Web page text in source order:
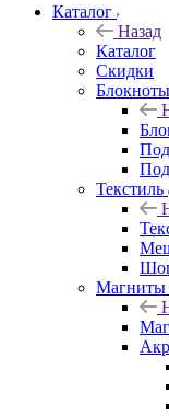
Каталог
Назад
Каталог
Скидки
Блокноты
Текстиль
Магниты